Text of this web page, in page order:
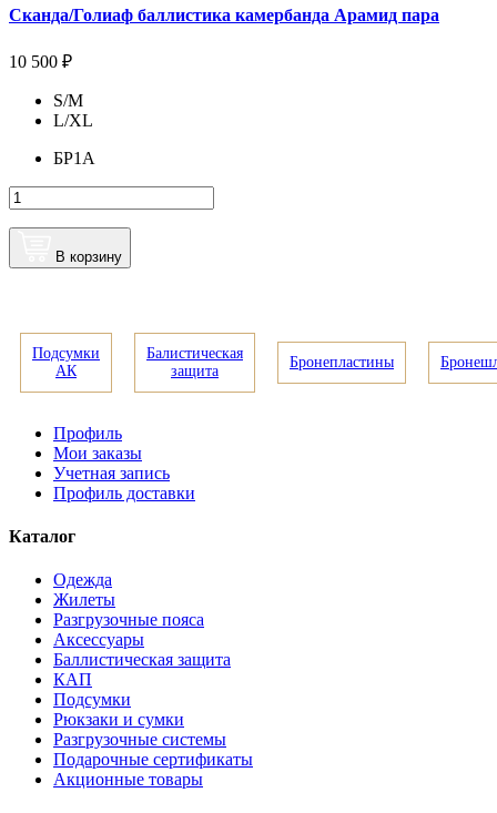
Сканда/Голиаф баллистика камербанда Арамид пара
10 500 ₽
S/М
L/XL
БР1А
В корзину
Подсумки
АК
Балистическая
защита
Бронепластины
Профиль
Мои заказы
Учетная запись
Профиль доставки
Каталог
Одежда
Жилеты
Разгрузочные пояса
Аксессуары
Баллистическая защита
КАП
Подсумки
Рюкзаки и сумки
Разгрузочные системы
Подарочные сертификаты
Акционные товары